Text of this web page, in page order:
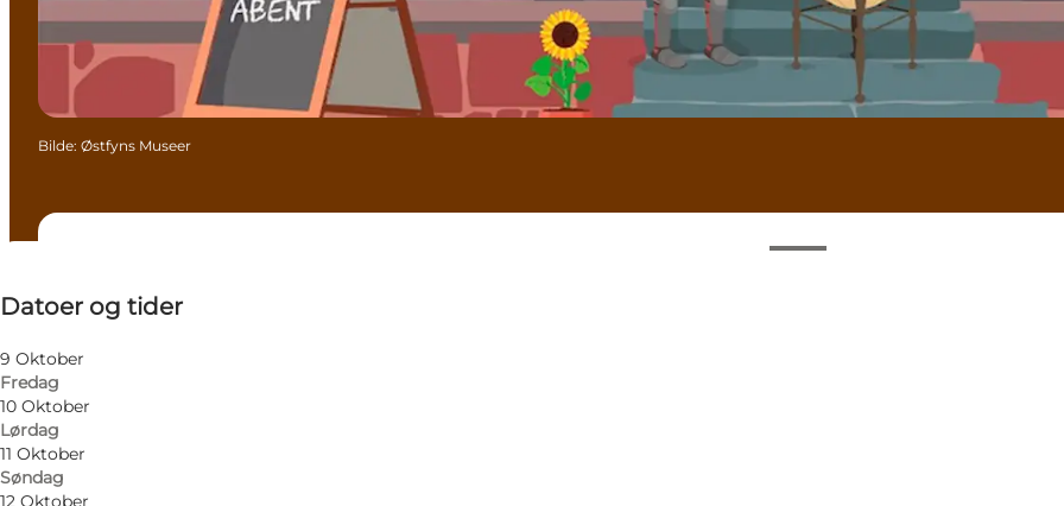
Datoer og tider
9 Oktober
Fredag
10 Oktober
Lørdag
11 Oktober
Søndag
12 Oktober
Gratis
Besøk nettside
Børn, Min partner
Bilde: Østfyns Museer